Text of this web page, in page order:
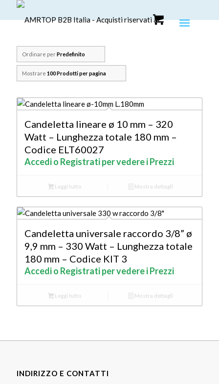
Ordinare perPredefinito
Mostrare 100 Prodotti per pagina
Candeletta lineare ø 10 mm – 320
Watt – Lunghezza totale 180 mm –
Codice ELT60027
Accedi o Registrati per vedere i Prezzi
Leggi tutto Mostra dettagli
Candeletta universale raccordo 3/8” ø
9,9 mm – 330 Watt – Lunghezza totale
180 mm – Codice KIT 3
Accedi o Registrati per vedere i Prezzi
Leggi tutto Mostra dettagli
INDIRIZZO E CONTATTI